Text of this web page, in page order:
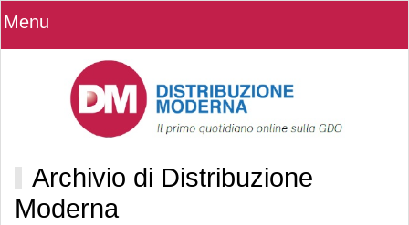
Menu
Archivio di Distribuzione
Moderna